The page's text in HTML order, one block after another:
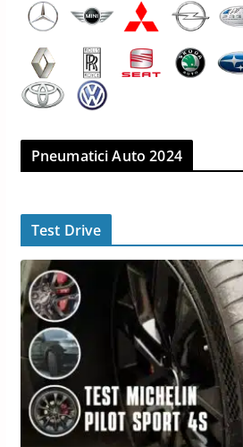
Pneumatici Auto 2024
Test Drive